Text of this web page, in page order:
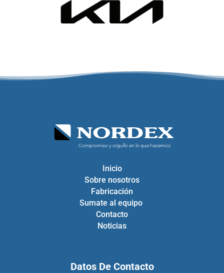
Compromiso y orgullo en lo que hacemos
Inicio
Sobre nosotros
Fabricación
Sumate al equipo
Contacto
Noticias
Datos De Contacto